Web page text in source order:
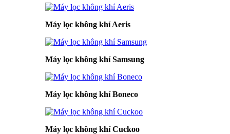
Máy lọc không khí Aeris
Máy lọc không khí Samsung
Máy lọc không khí Boneco
Máy lọc không khí Cuckoo